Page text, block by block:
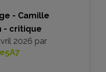
- Camille
- critique
2026 par